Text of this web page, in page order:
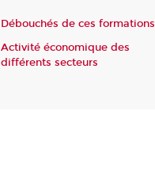
Débouchés de ces formations
Activité économique des
différents secteurs